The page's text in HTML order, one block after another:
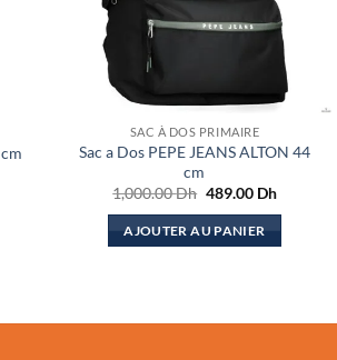
SAC À DOS PRIMAIRE
Sac a Dos PEPE JEANS ALTON 44
cm
1,000.00Dh Le
initial
était :
489.00 DhLe
AJOUTER AU PANIER